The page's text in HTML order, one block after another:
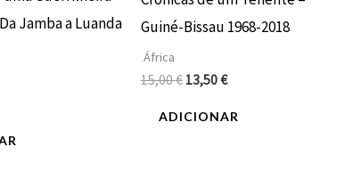
Jamba a Luanda
Guiné-Bissau 1968-2018
África
15,00€ 13,50€
ADICIONAR